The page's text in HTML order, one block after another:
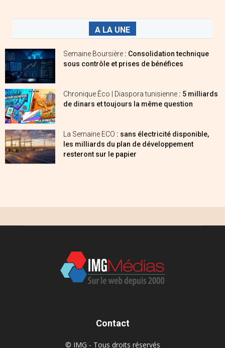
A LA UNE
Semaine Boursière : Consolidation technique
sous contrôle et prises de bénéfices
Chronique Éco | Diaspora tunisienne : 5 milliards
de dinars et toujours la même question
La Semaine ECO : sans électricité disponible,
les milliards du plan de développement
resteront sur le papier
Contact
© IMG - Tous droits réservés